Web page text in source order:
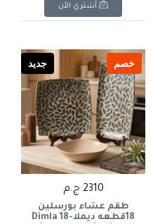
أشتري الآن
خصم جديد
2310 ج.م
طقم عشاء بورسلين
18قطعه ديملاDimla 18-